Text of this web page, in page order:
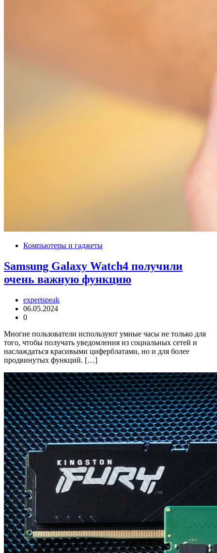
Компьютеры и гаджеты
Samsung Galaxy Watch4 получили
очень важную функцию
expertspeak
06.05.2024
0
Многие пользователи используют умные часы не только для
того, чтобы получать уведомления из социальных сетей и
наслаждаться красивыми циферблатами, но и для более
продвинутых функций. […]